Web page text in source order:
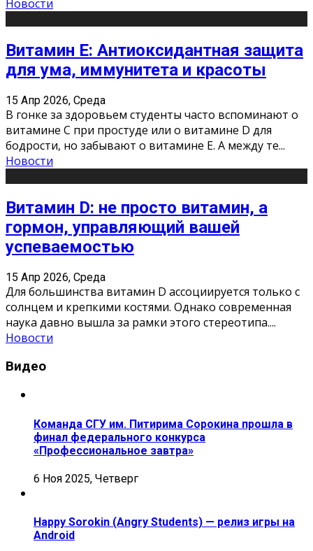
Новости
Витамин Е: Антиоксидантная защита
для ума, иммунитета и красоты
15 Апр 2026, Среда
В гонке за здоровьем студенты часто вспоминают о
витамине С при простуде или о витамине D для
бодрости, но забывают о витамине Е. А между те...
Новости
Витамин D: не просто витамин, а
гормон, управляющий вашей
успеваемостью
15 Апр 2026, Среда
Для большинства витамин D ассоциируется только с
солнцем и крепкими костями. Однако современная
наука давно вышла за рамки этого стереотипа....
Новости
Видео
Команда СГУ им. Питирима Сорокина прошла в
финал федерального конкурса
«Профессиональное завтра»
6 Ноя 2025, Четверг
Happy Sorokin (Angry Students) — релиз игры на
Android